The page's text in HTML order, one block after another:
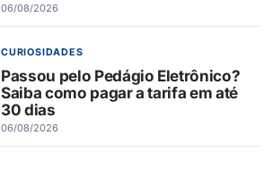
06/08/2026
CURIOSIDADES
Passou pelo Pedágio Eletrônico?
Saiba como pagar a tarifa em até
30 dias
06/08/2026